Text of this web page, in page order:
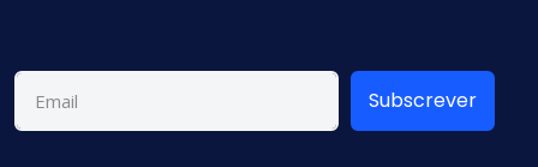
Subscrever